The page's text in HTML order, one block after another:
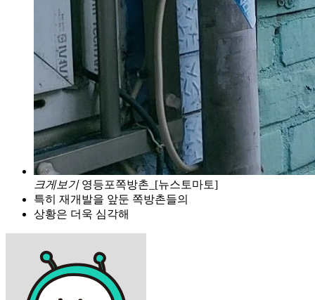
크게보기 영등포쪽방촌_[뉴스토마토]
특히 재개발을 앞둔 쪽방촌들의
상황은 더욱 심각해